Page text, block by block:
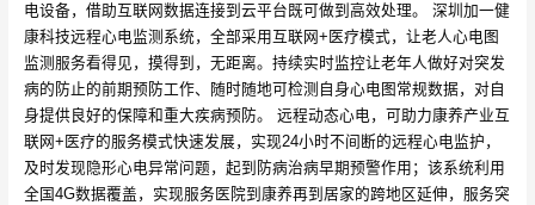
电设备，借助互联网数据连接到云平台既可做到高效处理。 深圳加一健
康科技远程心电监测系统，全部采用互联网+医疗模式，让老人心电图
监测服务看得见，摸得到，无距离。持续实时监控让老年人做好对突发
病的防止的前期预防工作、随时随地可检测自身心电图常规数据，对自
身提供良好的保障和重大疾病预防。 远程动态心电，可助力康养产业互
联网+医疗的服务模式快速发展，实现24小时不间断的远程心电监护，
及时发现隐形心电异常问题，起到防病治病早期预警作用；该系统利用
全国4G数据覆盖，实现服务医院到康养再到居家的跨地区延伸，服务突